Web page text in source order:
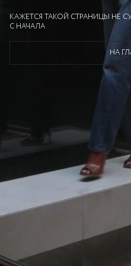
КАЖЕТСЯ ТАКОЙ СТРАНИЦЫ НЕ
С НАЧАЛА
НА